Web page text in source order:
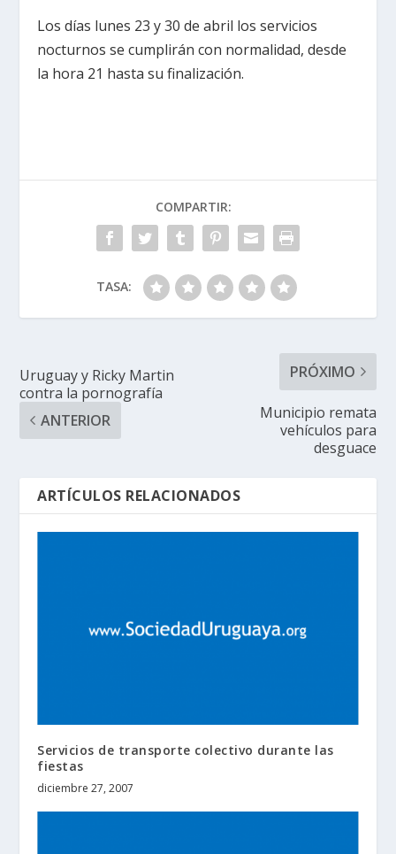
Los días lunes 23 y 30 de abril los servicios
nocturnos se cumplirán con normalidad, desde
la hora 21 hasta su finalización.
COMPARTIR:
TASA:
Uruguay y Ricky Martin
contra la pornografía
ANTERIOR
PRÓXIMO
Municipio remata
vehículos para
desguace
ARTÍCULOS RELACIONADOS
Servicios de transporte colectivo durante las
fiestas
diciembre 27, 2007